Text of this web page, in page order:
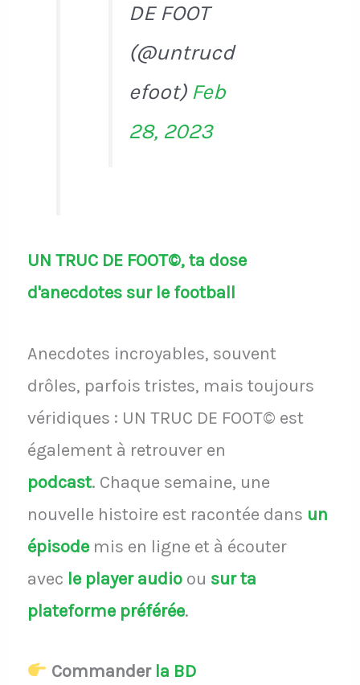
DE FOOT
(@untrucd
efoot) Feb
28, 2023
UN TRUC DE FOOT©, ta dose
d'anecdotes sur le football
Anecdotes incroyables, souvent
drôles, parfois tristes, mais toujours
véridiques : UN TRUC DE FOOT© est
également à retrouver en
podcast. Chaque semaine, une
nouvelle histoire est racontée dans un
épisodemis en ligne et à écouter
avec le player audio ou sur ta
plateforme préférée.
Commander la BD